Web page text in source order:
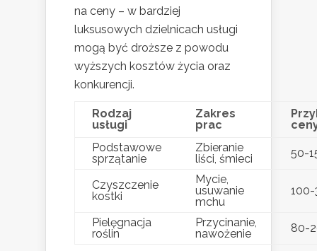
na ceny – w bardziej
luksusowych dzielnicach usługi
mogą być droższe z powodu
wyższych kosztów życia oraz
konkurencji.
Rodzaj
usługi
Zakres
prac
Podstawowe
sprzątanie
Zbieranie
liści, śmieci
50-
Czyszczenie
kostki
Mycie,
usuwanie
mchu
100-
Pielęgnacja
roślin
Przycinanie,
nawożenie
80-